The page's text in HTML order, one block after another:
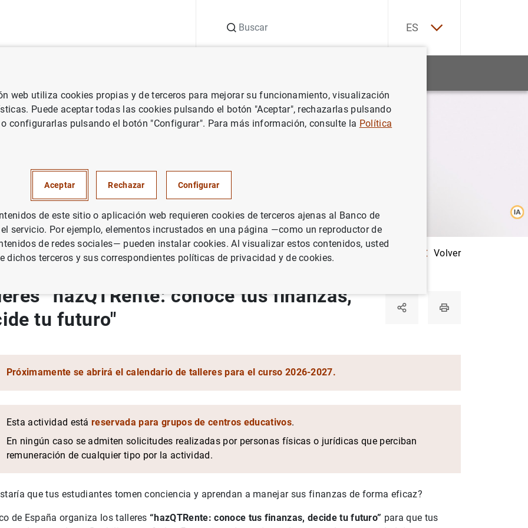
ES
y financiera Talleres, jornadas y visitas Talleres “hazQTRente: conoce tus finanzas, decide tu futuro" Volver
decide tu futuro"
“hazQTRente: conoce tus finanzas,
tu futuro"
Próximamente se abrirá el calendario de talleres para el curso 2026-2027.
Esta actividad estáreservada para grupos de centros educativos.
En ningún caso se admiten solicitudes realizadas por personas físicas o jurídicas que perciban
remuneración de cualquier tipo por la actividad.
que tus estudiantes tomen conciencia y aprendan a manejar sus finanzas de forma eficaz?
de España organiza los talleres “hazQTRente: conoce tus finanzas, decide tu futuro” para que tus
web utiliza cookies propias y de terceros para mejorar su funcionamiento, visualización
Puede aceptar todas las cookies pulsando el botón "Aceptar", rechazarlas pulsando
o configurarlas pulsando el botón "Configurar". Para más información, consulte la Política
Aceptar Rechazar Configurar
de este sitio o aplicación web requieren cookies de terceros ajenas al Banco de
servicio. Por ejemplo, elementos incrustados en una página —como un reproductor de
de redes sociales— pueden instalar cookies. Al visualizar estos contenidos, usted
dichos terceros y sus correspondientes políticas de privacidad y de cookies.